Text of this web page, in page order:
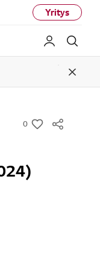
Yritys
My LG
Close
0
w